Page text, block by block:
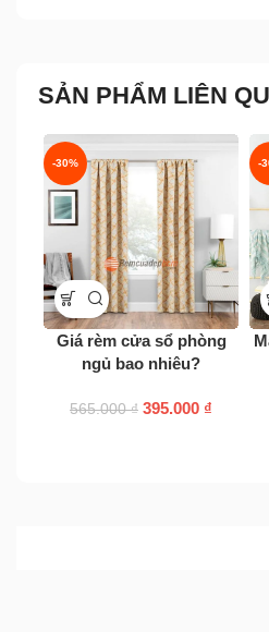
SẢN PHẨM LIÊN
-30%
Giá rèm cửa sổ phòng
ngủ bao nhiêu?
565.000₫ 395.000 ₫
-